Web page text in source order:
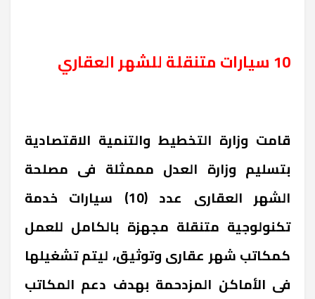
10 سيارات متنقلة للشهر العقاري
قامت وزارة التخطيط والتنمية الاقتصادية
بتسليم وزارة العدل مممثلة فى مصلحة
الشهر العقارى عدد (10) سيارات خدمة
تكنولوجية متنقلة مجهزة بالكامل للعمل
كمكاتب شهر عقارى وتوثيق، ليتم تشغيلها
فى الأماكن المزدحمة بهدف دعم المكاتب